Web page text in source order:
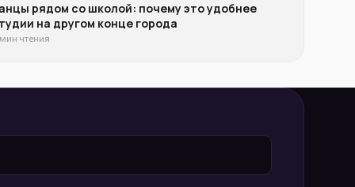
рядом со школой: почему это удобнее
на другом конце города
чтения